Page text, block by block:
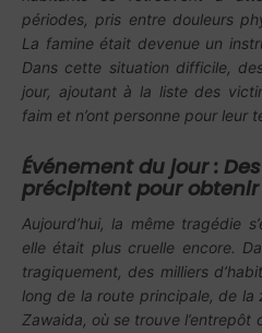
périodes, pris entre douleurs
La famine était devenue un
Dans cette situation difficile,
jour, ajoutant à la liste des
faim et n’ont personne pour leur
Événement du jour :
précipitent pour obtenir
Aujourd’hui, la même tragédie
elle était plus cruelle encore.
tragiquement, des milliers
long de la route principale, de la
Zawaida, où se trouve l’entrepôt